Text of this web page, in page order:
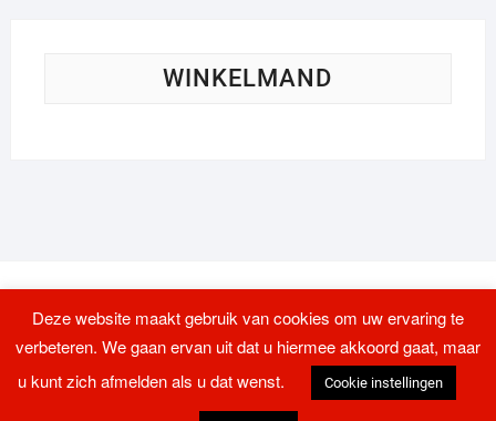
WINKELMAND
| Ontworpen door:Theme Freesia| © 2026
Deze website maakt gebruik van cookies om uw ervaring te
verbeteren. We gaan ervan uit dat u hiermee akkoord gaat, maar
u kunt zich afmelden als u dat wenst.
Cookie instellingen